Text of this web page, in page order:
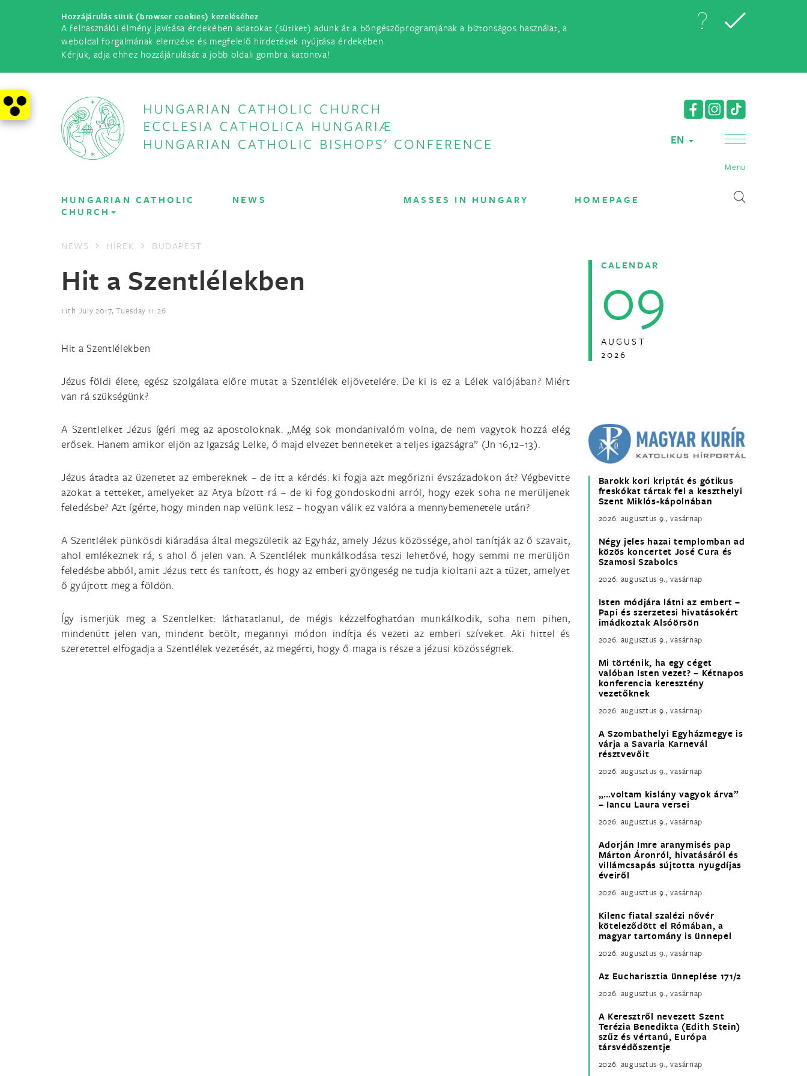
Hozzájárulás sütik (browser cookies) kezeléséhez
A felhasználói élmény javítása érdekében adatokat (sütiket) adunk át a böngészőprogramjának a biztonságos használat, a
weboldal forgalmának elemzése és megfelelő hirdetések nyújtása érdekében.
Kérjük, adja ehhez hozzájárulását a jobb oldali gombra kattintva!
EN
Menu
HUNGARIAN CATHOLIC
CHURCH
NEWS MASSES IN HUNGARY HOMEPAGE
NEWS HÍREK BUDAPEST
Hit a Szentlélekben
11th July 2017, Tuesday 11:26
Hit a Szentlélekben
Jézus földi élete, egész szolgálata előre mutat a Szentlélek eljövetelére. De ki is ez a Lélek valójában? Miért
van rá szükségünk?
A Szentlelket Jézus ígéri meg az apostoloknak. „Még sok mondanivalóm volna, de nem vagytok hozzá elég
erősek. Hanem amikor eljön az Igazság Lelke, ő majd elvezet benneteket a teljes igazságra” (Jn 16,12–13).
Jézus átadta az üzenetet az embereknek – de itt a kérdés: ki fogja azt megőrizni évszázadokon át? Végbevitte
azokat a tetteket, amelyeket az Atya bízott rá – de ki fog gondoskodni arról, hogy ezek soha ne merüljenek
feledésbe? Azt ígérte, hogy minden nap velünk lesz – hogyan válik ez valóra a mennybemenetele után?
A Szentlélek pünkösdi kiáradása által megszületik az Egyház, amely Jézus közössége, ahol tanítják az ő szavait,
ahol emlékeznek rá, s ahol ő jelen van. A Szentlélek munkálkodása teszi lehetővé, hogy semmi ne merüljön
feledésbe abból, amit Jézus tett és tanított, és hogy az emberi gyöngeség ne tudja kioltani azt a tüzet, amelyet
ő gyújtott meg a földön.
Így ismerjük meg a Szentlelket: láthatatlanul, de mégis kézzelfoghatóan munkálkodik, soha nem pihen,
mindenütt jelen van, mindent betölt, megannyi módon indítja és vezeti az emberi szíveket. Aki hittel és
szeretettel elfogadja a Szentlélek vezetését, az megérti, hogy ő maga is része a jézusi közösségnek.
CALENDAR
09
AUGUST
2026
Barokk kori kriptát és gótikus
freskókat tártak fel a keszthelyi
Szent Miklós-kápolnában
2026. augusztus 9., vasárnap
Négy jeles hazai templomban ad
közös koncertet José Cura és
Szamosi Szabolcs
2026. augusztus 9., vasárnap
Isten módjára látni az embert –
Papi és szerzetesi hivatásokért
imádkoztak Alsóörsön
2026. augusztus 9., vasárnap
Mi történik, ha egy céget
valóban Isten vezet? – Kétnapos
konferencia keresztény
vezetőknek
2026. augusztus 9., vasárnap
A Szombathelyi Egyházmegye is
várja a Savaria Karnevál
résztvevőit
2026. augusztus 9., vasárnap
„…voltam kislány vagyok árva”
– Iancu Laura versei
2026. augusztus 9., vasárnap
Adorján Imre aranymisés pap
Márton Áronról, hivatásáról és
villámcsapás sújtotta nyugdíjas
éveiről
2026. augusztus 9., vasárnap
Kilenc fiatal szalézi nővér
köteleződött el Rómában, a
magyar tartomány is ünnepel
2026. augusztus 9., vasárnap
Az Eucharisztia ünneplése 171/2
2026. augusztus 9., vasárnap
A Keresztről nevezett Szent
Terézia Benedikta (Edith Stein)
szűz és vértanú, Európa
társvédőszentje
2026. augusztus 9., vasárnap